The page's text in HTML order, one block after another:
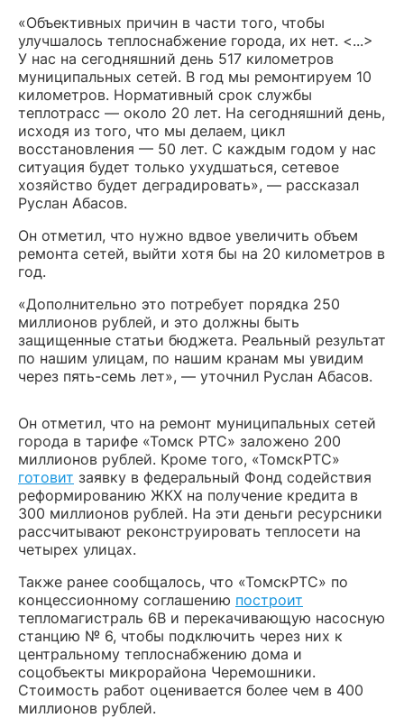
«Объективных причин в части того, чтобы
улучшалось теплоснабжение города, их нет. <...>
У нас на сегодняшний день 517 километров
муниципальных сетей. В год мы ремонтируем 10
километров. Нормативный срок службы
теплотрасс — около 20 лет. На сегодняшний день,
исходя из того, что мы делаем, цикл
восстановления — 50 лет. С каждым годом у нас
ситуация будет только ухудшаться, сетевое
хозяйство будет деградировать», — рассказал
Руслан Абасов.
Он отметил, что нужно вдвое увеличить объем
ремонта сетей, выйти хотя бы на 20 километров в
год.
«Дополнительно это потребует порядка 250
миллионов рублей, и это должны быть
защищенные статьи бюджета. Реальный результат
по нашим улицам, по нашим кранам мы увидим
через пять-семь лет», — уточнил Руслан Абасов.
Он отметил, что на ремонт муниципальных сетей
города в тарифе «Томск РТС» заложено 200
миллионов рублей. Кроме того, «ТомскРТС»
готовит заявку в федеральный Фонд содействия
реформированию ЖКХ на получение кредита в
300 миллионов рублей. На эти деньги ресурсники
рассчитывают реконструировать теплосети на
четырех улицах.
Также ранее сообщалось, что «ТомскРТС» по
концессионному соглашению построит
тепломагистраль 6В и перекачивающую насосную
станцию № 6, чтобы подключить через них к
центральному теплоснабжению дома и
соцобъекты микрорайона Черемошники.
Стоимость работ оценивается более чем в 400
миллионов рублей.